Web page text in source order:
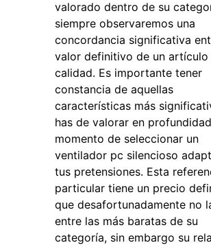
valorado dentro de su
siempre observaremos una
concordancia significativa
valor definitivo de un artículo
calidad. Es importante tener
constancia de aquellas
características más
has de valorar en
momento de seleccionar un
ventilador pc silencioso
tus pretensiones. Esta
particular tiene un precio
que desafortunadamente no
entre las más baratas de su
categoría, sin embargo su